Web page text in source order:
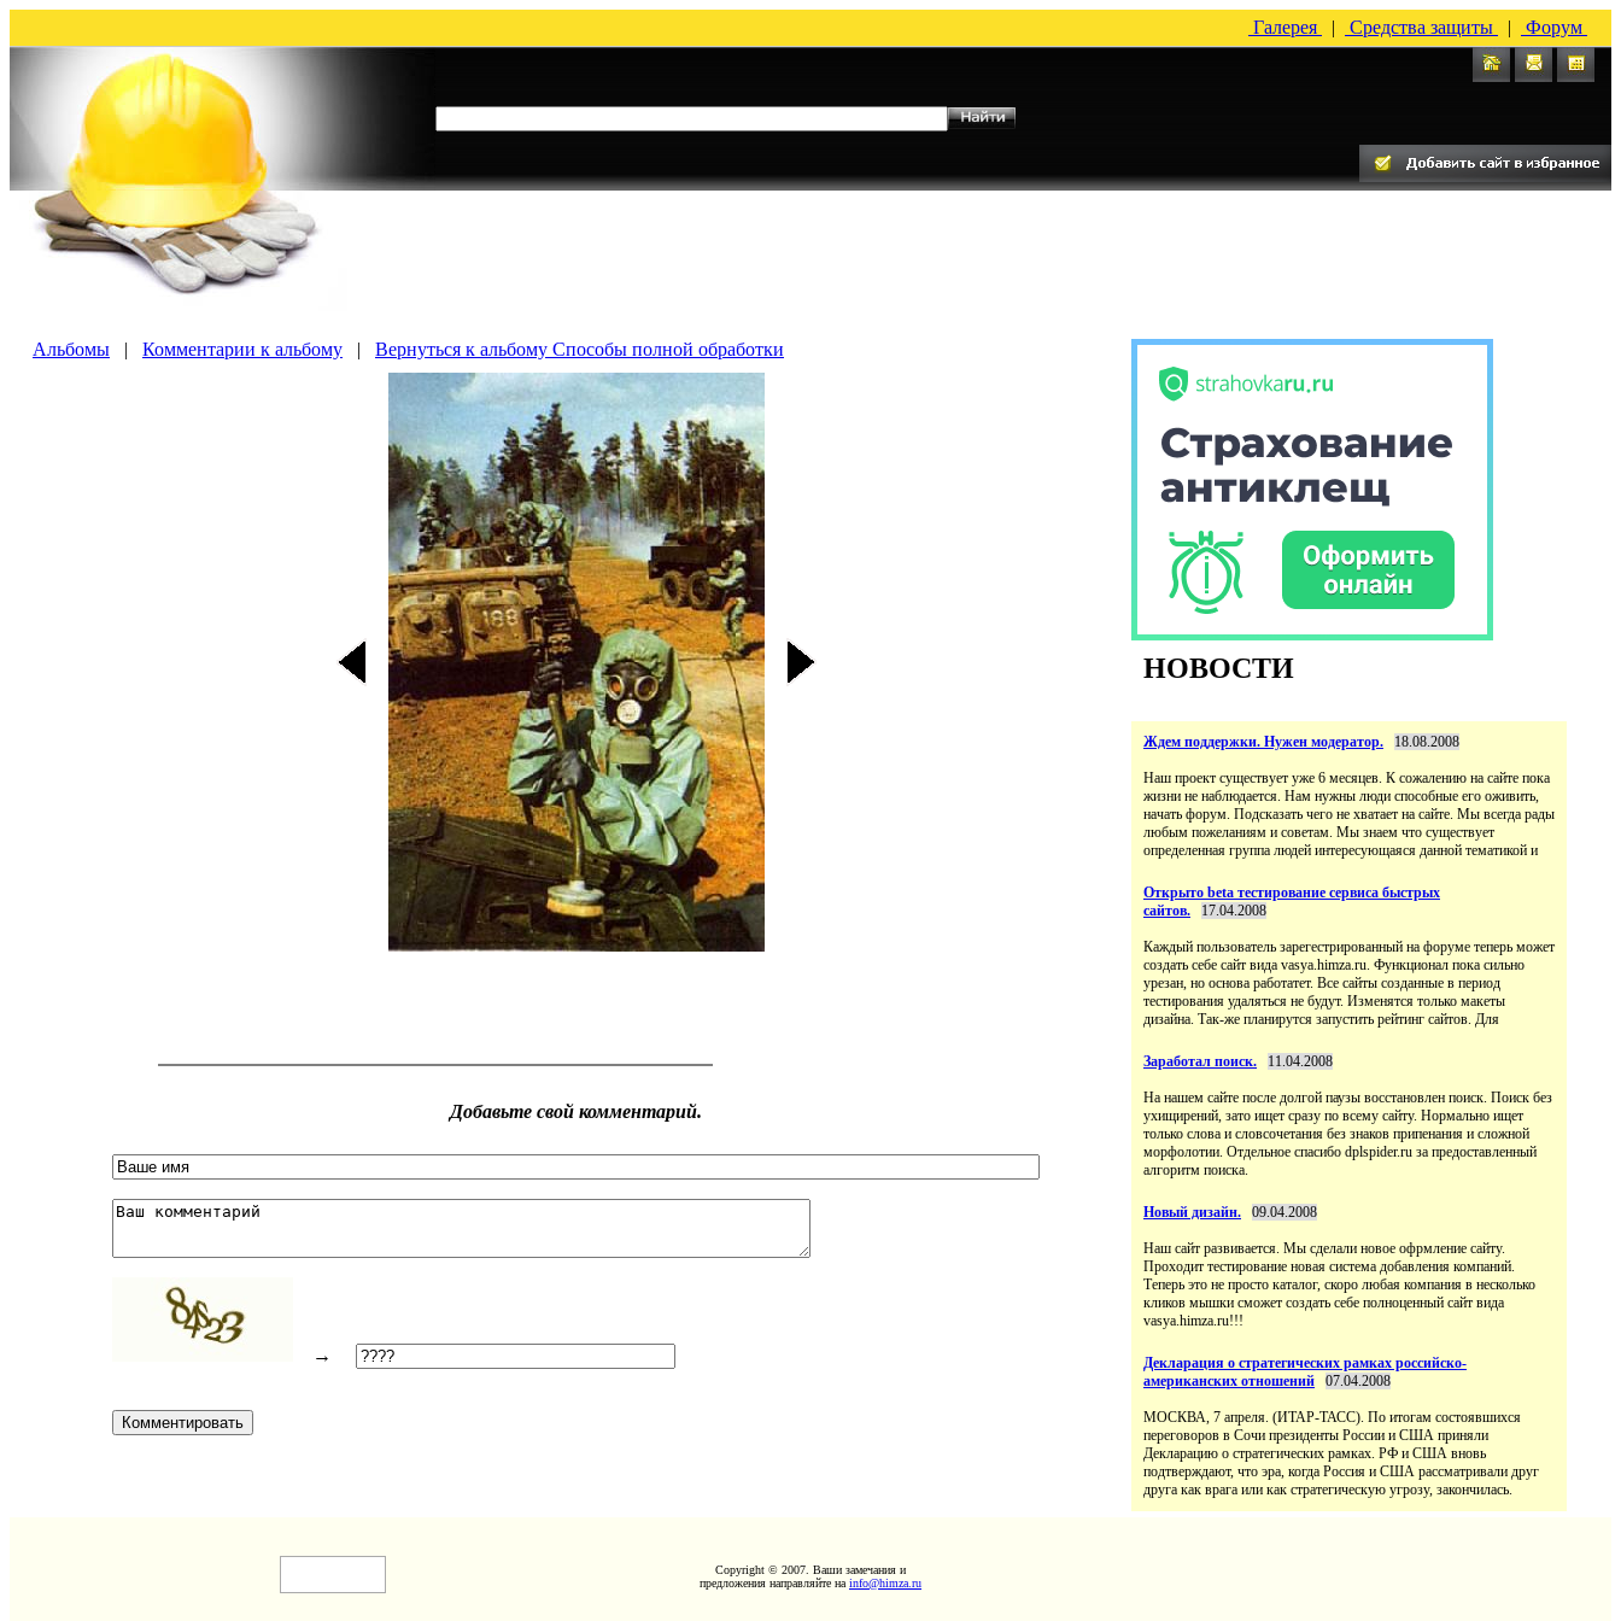
Галерея | Средства защиты | Форум
Альбомы | Комментарии к альбому | Вернуться к альбому Способы полной обработки
Добавьте свой комментарий.
→
НОВОСТИ
Ждем поддержки. Нужен модератор. 18.08.2008
Наш проект существует уже 6 месяцев. К сожалению на сайте пока
жизни не наблюдается. Нам нужны люди способные его оживить,
начать форум. Подсказать чего не хватает на сайте. Мы всегда рады
любым пожеланиям и советам. Мы знаем что существует
определенная группа людей интересующаяся данной тематикой и
Открыто beta тестирование сервиса быстрых
сайтов.
17.04.2008
Каждый пользователь зарегестрированный на форуме теперь может
создать себе сайт вида vasya.himza.ru. Функционал пока сильно
урезан, но основа работатет. Все сайты созданные в период
тестирования удаляться не будут. Изменятся только макеты
дизайна. Так-же планирутся запустить рейтинг сайтов. Для
Заработал поиск. 11.04.2008
На нашем сайте после долгой паузы восстановлен поиск. Поиск без
ухищирений, зато ищет сразу по всему сайту. Нормально ищет
только слова и словсочетания без знаков припенания и сложной
морфолотии. Отдельное спасибо dplspider.ru за предоставленный
алгоритм поиска.
Новый дизайн. 09.04.2008
Наш сайт развивается. Мы сделали новое офрмление сайту.
Проходит тестирование новая система добавления компаний.
Теперь это не просто каталог, скоро любая компания в несколько
кликов мышки сможет создать себе полноценный сайт вида
vasya.himza.ru!!!
Декларация о стратегических рамках российско-
американских отношений
07.04.2008
МОСКВА, 7 апреля. (ИТАР-ТАСС). По итогам состоявшихся
переговоров в Сочи президенты России и США приняли
Декларацию о стратегических рамках. РФ и США вновь
подтверждают, что эра, когда Россия и США рассматривали друг
друга как врага или как стратегическую угрозу, закончилась.
Copyright © 2007. Ваши замечания и
предложения направляйте на info@himza.ru